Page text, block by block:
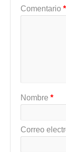
Comentario*
Nombre*
Correo